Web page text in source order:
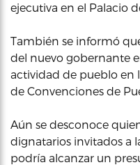
ejecutiva en el Palacio
También se informó
del nuevo gobernante
actividad de pueblo en
de Convenciones de
Aún se desconoce
dignatarios invitados a
podría alcanzar un